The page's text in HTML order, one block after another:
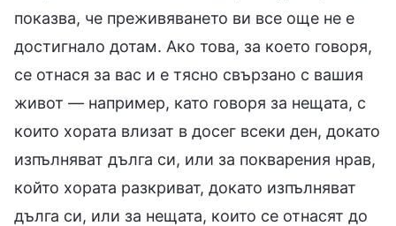
показва, че преживяването ви все още не е
достигнало дотам. Ако това, за което говоря,
се отнася за вас и е тясно свързано с вашия
живот — например, като говоря за нещата, с
които хората влизат в досег всеки ден, докато
изпълняват дълга си, или за покварения нрав,
който хората разкриват, докато изпълняват
дълга си, или за нещата, които се отнасят до